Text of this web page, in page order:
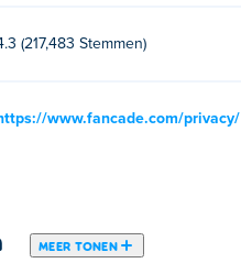
(217,483 Stemmen)
www.fancade.com/privacy/
MEER TONEN